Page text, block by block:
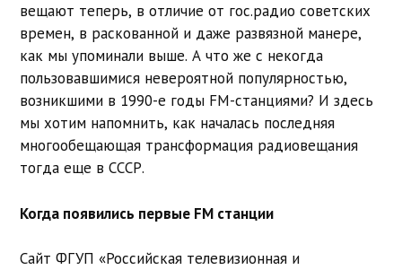
вещают теперь, в отличие от гос.радио советских
времен, в раскованной и даже развязной манере,
как мы упоминали выше. А что же с некогда
пользовавшимися невероятной популярностью,
возникшими в 1990-е годы FM-станциями? И здесь
мы хотим напомнить, как началась последняя
многообещающая трансформация радиовещания
тогда еще в СССР.
Когда появились первые FM станции
Сайт ФГУП «Российская телевизионная и